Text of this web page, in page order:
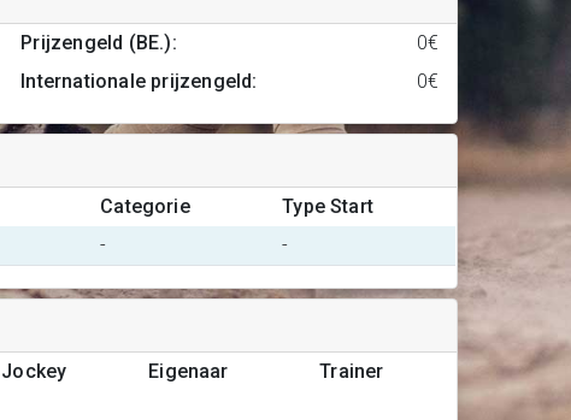
Prijzengeld (BE.):
0€
Internationale prijzengeld: 0€
Categorie
Type Start
- -
Jockey Eigenaar
Trainer